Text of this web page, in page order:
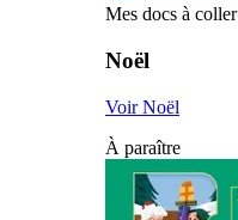
Mes docs à coller
Noël
Voir Noël
À paraître